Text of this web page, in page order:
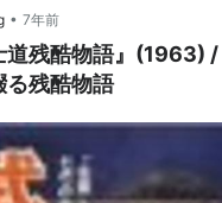
• 7年前
道残酷物語』(1963)
る残酷物語